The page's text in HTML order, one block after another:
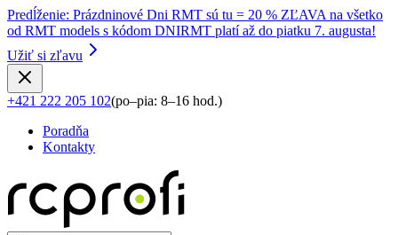
Predĺženie: Prázdninové Dni RMT sú tu = 20 % ZĽAVA na všetko
od RMT models s kódom DNIRMT platí až do piatku 7. augusta!
Užiť si zľavu
+421 222 205 102(po–pia: 8–16 hod.)
Poradňa
Kontakty